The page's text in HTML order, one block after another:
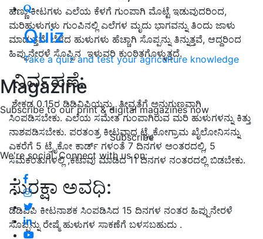
Quiz
Take a quiz and test your agriculture knowledge
Magazine
Subscribe to our print & digital magazines now
Subscribe
We're social. Connect with us on:
ಹೆಣ್ಣು ಕೀಟಗಳು ಎಲೆಯ ಕೆಳಗೆ ಗುಂಪಾಗಿ ಮೊಟ್ಟೆ ಇಡುವುದರಿಂದ,
ಮರಿಹುಳುಗಳು ಗುಂಪಿನಲ್ಲಿ ಎಲೆಗಳ ಮೃದು ಭಾಗವನ್ನು ತಿಂದು ಜಾಳು
ಮಾಡುತ್ತವೆ. ಬೆಳೆದ ಹುಳುಗಳು ಹೆಚ್ಚಾಗಿ ಸೊಪ್ಪನ್ನು ತಿನ್ನುತ್ತವೆ, ಆದ್ದರಿಂದ
ಹಿಪ್ಪುನೇರಳೆ ಸೊಪ್ಪಿನ ಇಳುವರಿ ಕುಂಠಿತಗೊಳ್ಳುತ್ತದೆ.
ನಿರ್ವಹಣೆ:
ಶೇಕಡ0.15ರ ಡಿಡಿವಿಪಿಯನ್ನು ತೀವ್ರತೆಗೆ ಅನುಗುಣವಾಗಿ
ಸಿಂಪಡಿಸಬೇಕು. ಎಲೆಯ ಸಮೇತ ಗುಂಪಾಗಿರುವ ಮರಿ ಹುಳುಗಳನ್ನು ಕಿತ್ತು
ನಾಶಪಡಿಸಬೇಕು. ಪರತಂತ್ರ ಕೀಟವಾದ ಟ್ರೈಕೋಗ್ರಾಮ ಖೈಲೋನಿಸನ್ನು
ಎಕರೆಗೆ 5 ಟ್ರೈಕೋ ಕಾರ್ಡ್ ಗಳಂತೆ 7 ದಿನಗಳ ಅಂತರದಲ್ಲಿ, 5
ಸಮಕಂತುಗಳಲ್ಲಿ,ಕಟಾವು ಮಾಡಿದ11ದಿನಗಳ ನಂತರದಲ್ಲಿ ಬಿಡಬೇಕು.
ಸುರಕ್ಷಾ ಅವಧಿ:
ಡಿಡಿವಿಪಿ ಕೀಟನಾಶಕ ಸಿಂಪಡಿಸಿದ 15 ದಿನಗಳ ನಂತರ ಹಿಪ್ಪುನೇರಳೆ
ಸೊಪ್ಪನ್ನು ರೇಷ್ಮೆ ಹುಳುಗಳ ಸಾಕಣೆಗೆ ಬಳಸಬಹುದು .